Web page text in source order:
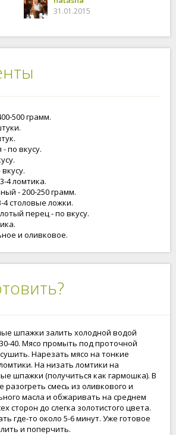
31.01.2015
500 грамм.
по вкусу.
4 ломтика.
- 200-250 грамм.
столовые ложки.
перец - по вкусу.
и оливковое.
шпажки залить холодной водой
40. Мясо промыть под проточной
Нарезать мясо на тонкие
На низать ломтики на
шпажки (получиться как гармошка). В
разогреть смесь из оливкового и
масла и обжаривать на среднем
сторон до слегка золотистого цвета.
где-то около 5-6 минут. Уже готовое
и поперчить.